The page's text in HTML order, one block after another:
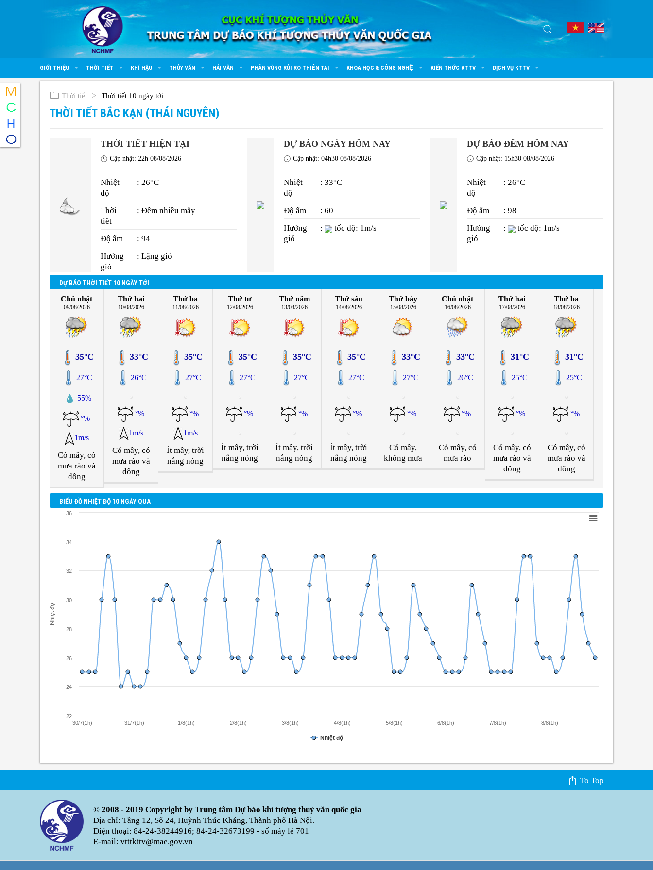
GIỚI THIỆU THỜI TIẾT KHÍ HẬU THỦY VĂN HẢI VĂN PHÂN VÙNG RỦI RO THIÊN TAI KHOA HỌC & CÔNG NGHỆ KIẾN THỨC KTTV DỊCH VỤ KTTV
Thời tiết Thời tiết 10 ngày tới
THỜI TIẾT BẮC KẠN (THÁI NGUYÊN)
THỜI TIẾT HIỆN TẠI
Cập nhật: 22h 08/08/2026
Nhiệt
độ
: 26°C
Thời
tiết
: Đêm nhiều mây
Độ ẩm
: 94
Hướng
gió
: Lặng gió
DỰ BÁO NGÀY HÔM NAY
Cập nhật: 04h30 08/08/2026
Nhiệt
độ
: 33°C
Độ ẩm
: 60
Hướng
gió
: tốc độ: 1m/s
DỰ BÁO ĐÊM HÔM NAY
Cập nhật: 15h30 08/08/2026
Nhiệt
độ
: 26°C
Độ ẩm
: 98
Hướng
gió
: tốc độ: 1m/s
DỰ BÁO THỜI TIẾT 10 NGÀY TỚI
Chủ nhật
09/08/2026
35°C
27°C
55%
°%
1m/s
Có mây, có
mưa rào và
dông
Thứ hai
10/08/2026
33°C
26°C
°%
1m/s
Có mây, có
mưa rào và
dông
Thứ ba
11/08/2026
35°C
27°C
°%
1m/s
Ít mây, trời
nắng nóng
Thứ tư
12/08/2026
35°C
27°C
°%
Ít mây, trời
nắng nóng
Thứ năm
13/08/2026
35°C
27°C
°%
Ít mây, trời
nắng nóng
Thứ sáu
14/08/2026
35°C
27°C
°%
Ít mây, trời
nắng nóng
Thứ bảy
15/08/2026
33°C
27°C
°%
Có mây,
không mưa
Chủ nhật
16/08/2026
33°C
26°C
°%
Có mây, có
mưa rào
Thứ hai
17/08/2026
31°C
25°C
°%
Có mây, có
mưa rào và
dông
Thứ ba
18/08/2026
31°C
25°C
°%
Có mây, có
mưa rào và
dông
BIỂU ĐỒ NHIỆT ĐỘ 10 NGÀY QUA
Nhiệt độ
Nhiệt độ
30/7(1h) 31/7(1h) 1/8(1h) 2/8(1h) 3/8(1h) 4/8(1h) 5/8(1h) 6/8(1h) 7/8(1h) 8/8(1h)
22
24
26
28
30
32
34
36
To Top
© 2008 - 2019 Copyright by Trung tâm Dự báo khí tượng thuỷ văn quốc gia
Địa chỉ: Tầng 12, Số 24, Huỳnh Thúc Kháng, Thành phố Hà Nội.
Điện thoại: 84-24-38244916; 84-24-32673199 - số máy lẻ 701
E-mail: vtttkttv@mae.gov.vn